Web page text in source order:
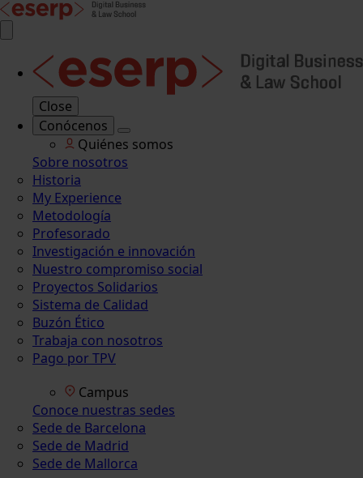
Close
Conócenos
Quiénes somos
Sobre nosotros
Historia
My Experience
Metodología
Profesorado
Investigación e innovación
Nuestro compromiso social
Proyectos Solidarios
Sistema de Calidad
Buzón Ético
Trabaja con nosotros
Pago por TPV
Campus
Conoce nuestras sedes
Sede de Barcelona
Sede de Madrid
Sede de Mallorca